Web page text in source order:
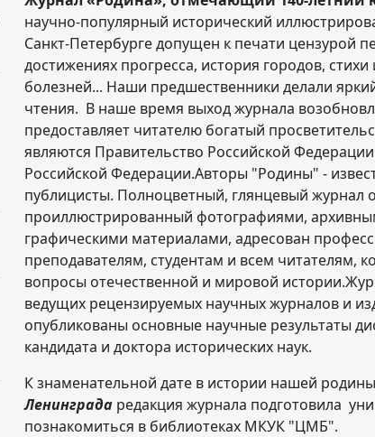
научно-популярный исторический
Санкт-Петербурге допущен к печати цензурой
достижениях прогресса, история городов,
болезней... Наши предшественники делали
чтения. В наше время выход журнала
предоставляет читателю богатый
являются Правительство Российской
Российской Федерации.Авторы "Родины" -
публицисты. Полноцветный, глянцевый журнал
проиллюстрированный фотографиями,
графическими материалами, адресован
преподавателям, студентам и всем читателям,
вопросы отечественной и мировой
ведущих рецензируемых научных журналов и
опубликованы основные научные результаты
кандидата и доктора исторических наук.
К знаменательной дате в истории нашей
Ленинградаредакция журнала подготовила
познакомиться в библиотеках МКУК "ЦМБ".